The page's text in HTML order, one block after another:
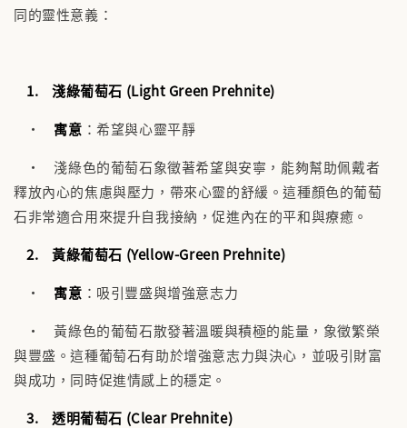
同的靈性意義：
1. 淺綠葡萄石 (Light Green Prehnite)
• 寓意 ：希望與心靈平靜
• 淺綠色的葡萄石象徵著希望與安寧，能夠幫助佩戴者
釋放內心的焦慮與壓力，帶來心靈的舒緩。這種顏色的葡萄
石非常適合用來提升自我接納，促進內在的平和與療癒。
2.黃綠葡萄石 (Yellow-Green Prehnite)
• 寓意 ：吸引豐盛與增強意志力
• 黃綠色的葡萄石散發著溫暖與積極的能量，象徵繁榮
與豐盛。這種葡萄石有助於增強意志力與決心，並吸引財富
與成功，同時促進情感上的穩定。
3.透明葡萄石 (Clear Prehnite)